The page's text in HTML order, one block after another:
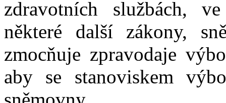
zdravotních službách,
některé další zákony,
zmocňuje zpravodaje
aby se stanoviskem